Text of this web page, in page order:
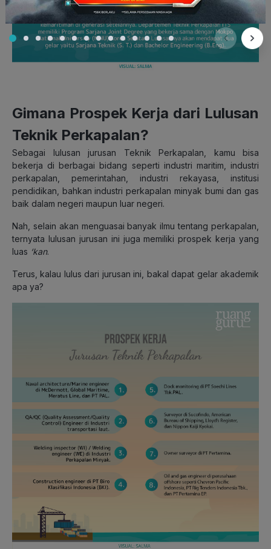
Gimana Prospek Kerja dari Lulusan
Teknik Perkapalan?
Sebagai lulusan jurusan Teknik Perkapalan, kamu bisa
bekerja di berbagai bidang seperti industri maritim, industri
perkapalan, pemerintahan, industri rekayasa, institusi
pendidikan, bahkan industri perkapalan minyak bumi dan gas
baik dalam negeri maupun luar negeri.
Nah, selain akan menguasai banyak ilmu tentang perkapalan,
ternyata lulusan jurusan ini juga memiliki prospek kerja yang
luas ‘kan.
Terus, kalau lulus dari jurusan ini, bakal dapat gelar akademik
apa ya?